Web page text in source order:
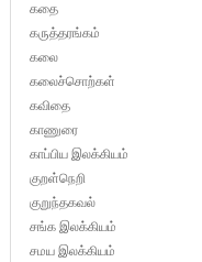
கதை
கருத்தரங்கம்
கலை
கலைச்சொற்கள்
கவிதை
காணுரை
காப்பிய இலக்கியம்
குறள்நெறி
குறுந்தகவல்
சங்க இலக்கியம்
சமய இலக்கியம்